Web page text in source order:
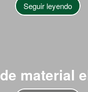
Seguir leyendo
de material